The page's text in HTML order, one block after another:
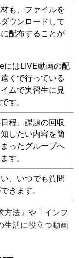
も、ファイルを
ウンロードして
配布することが
にはLIVE動画の配
くで行っている
ムで実習生に見
す。
程、課題の回収
したい内容を簡
ったグループへ
す。
、いつでも質問
きます。
方法」や「インフ
生活に役立つ動画